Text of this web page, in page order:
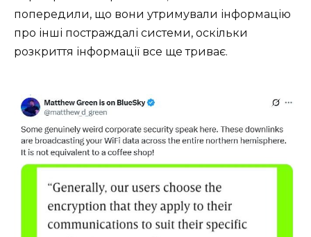
попередили, що вони утримували інформацію
про інші постраждалі системи, оскільки
розкриття інформації все ще триває.